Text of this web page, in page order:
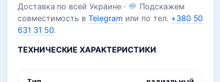
Доставка по всей Украине ·
Подскажем
совместимость вTelegram или по тел. +380 50
631 31 50.
ТЕХНИЧЕСКИЕ ХАРАКТЕРИСТИКИ